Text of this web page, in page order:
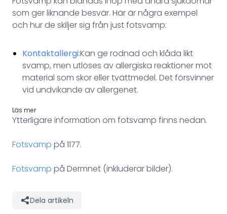
som ger liknande besvär. Här är några exempel
och hur de skiljer sig från just fotsvamp:
Kontaktallergi:Kan ge rodnad och klåda likt
svamp, men utlöses av allergiska reaktioner mot
material som skor eller tvättmedel. Det försvinner
vid undvikande av allergenet.
Läs mer
Ytterligare information om fotsvamp finns nedan.
Fotsvamp på 1177.
Fotsvamp på Dermnet (inkluderar bilder).
Dela artikeln